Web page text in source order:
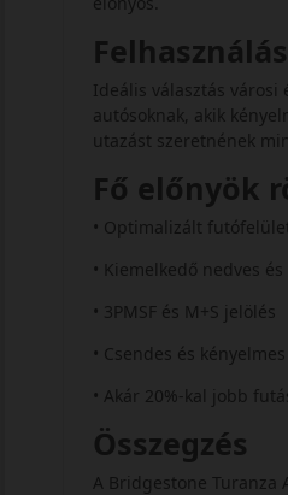
Ideális választás városi
autósoknak, akik
utazást szeretnének
Fő előnyök
• Optimalizált
• Kiemelkedő nedves
• 3PMSF és M+S jelölés
• Csendes és
• Akár 20%-kal jobb
Összegzés
A Bridgestone Turanza